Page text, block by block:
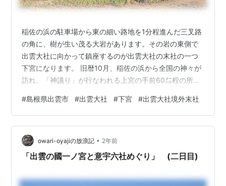
稲佐の浜の駐車場から東の細い路地を1分程進んだ三叉路
の角に、樹が生い茂る大岩があります。その岩の東側で
出雲大社に向かって鎮座するのが出雲大社の末社の一つ
下宮になります。 旧暦10月、稲佐の浜から全国の神々が
訪れ、「神議り」が行なわれる上宮の手前60㍍程の所に
200㍍程先には、古事記にも記されている天照大御神が
満を持して遣わした建御雷神と大国主命の「国譲りの交
渉の場」とされる「屏風岩」に至ります。屏風岩に社殿
などはなく、屏風状の古い大岩があるだけです。自分は
参拝しませんでしたが、下宮・上宮から少し離れます
#島根県出雲市 #出雲大社 #下宮 #出雲大社境外末社
owari-oyajiの放浪記 • 2年前
「出雲の國一ノ宮と意宇六社めぐり」 (二日目)